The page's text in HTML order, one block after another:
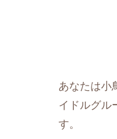
あなたは小
イドルグル
す。